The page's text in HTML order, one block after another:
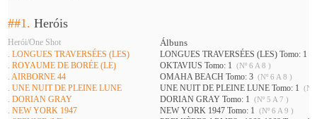
##1.Heróis
Herói/One Shot Álbuns
. LONGUES TRAVERSÉES (LES) LONGUES TRAVERSÉES (LES) Tomo: 1
. ROYAUME DE BORÉE (LE) OKTAVIUS Tomo: 1 (Nº 6 A 8 )
. AIRBORNE 44 OMAHA BEACH Tomo: 3 (Nº 6 A 8 )
. UNE NUIT DE PLEINE LUNE UNE NUIT DE PLEINE LUNE Tomo: 1 (Nº
. DORIAN GRAY DORIAN GRAY Tomo: 1 (Nº 5 A 7 )
. NEW YORK 1947 NEW YORK 1947 Tomo: 1 (Nº 6 A 9 )